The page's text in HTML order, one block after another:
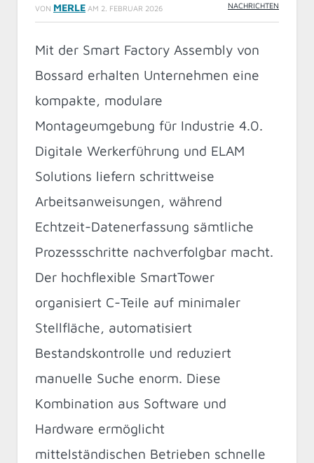
VON MERLE AM 2. FEBRUAR 2026 NACHRICHTEN
Mit der Smart Factory Assembly von
Bossard erhalten Unternehmen eine
kompakte, modulare
Montageumgebung für Industrie 4.0.
Digitale Werkerführung und ELAM
Solutions liefern schrittweise
Arbeitsanweisungen, während
Echtzeit-Datenerfassung sämtliche
Prozessschritte nachverfolgbar macht.
Der hochflexible SmartTower
organisiert C-Teile auf minimaler
Stellfläche, automatisiert
Bestandskontrolle und reduziert
manuelle Suche enorm. Diese
Kombination aus Software und
Hardware ermöglicht
mittelständischen Betrieben schnelle